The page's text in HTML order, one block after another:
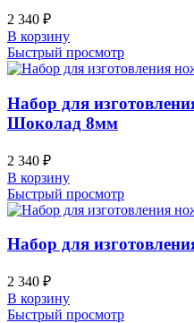
2 340 ₽
В корзину
Быстрый просмотр
Набор для
Шоколад 8мм
2 340 ₽
В корзину
Быстрый просмотр
Набор для
2 340 ₽
В корзину
Быстрый просмотр